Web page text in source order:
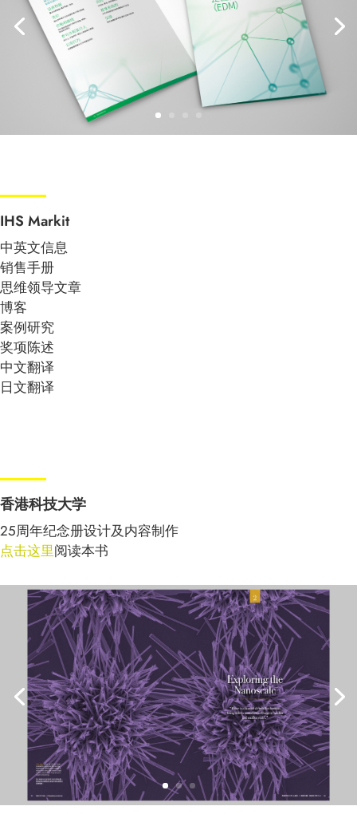
IHS Markit
中英文信息
销售手册
思维领导文章
博客
案例研究
奖项陈述
中文翻译
日文翻译
香港科技大学
25周年纪念册设计及内容制作
点击这里阅读本书